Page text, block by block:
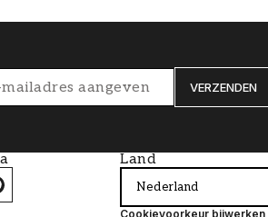
VERZENDEN
Land
Nederland
Cookievoorkeur bijwerken